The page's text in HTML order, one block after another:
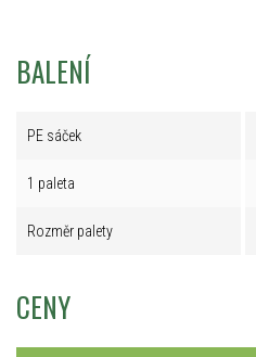
BALENÍ
PE sáček
1 paleta
Rozměr palety
CENY